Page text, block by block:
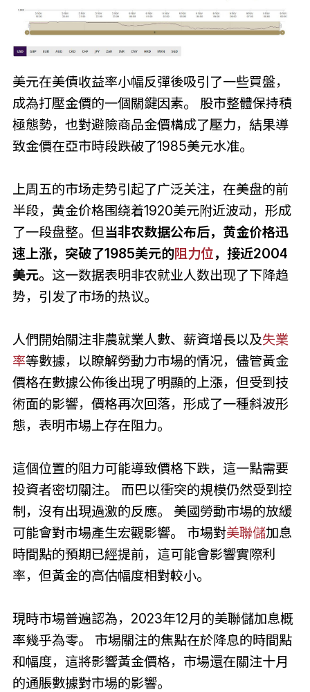
美元在美債收益率小幅反彈後吸引了一些買盤，
成為打壓金價的一個關鍵因素。 股市整體保持積
極態勢，也對避險商品金價構成了壓力，結果導
致金價在亞市時段跌破了1985美元水准。
上周五的市场走势引起了广泛关注，在美盘的前
半段，黄金价格围绕着1920美元附近波动，形成
了一段盘整。但当非农数据公布后，黄金价格迅
速上涨，突破了1985美元的阻力位，接近2004
美元。 这一数据表明非农就业人数出现了下降趋
势，引发了市场的热议。
人們開始關注非農就業人數、薪資增長以及失業
率等數據，以瞭解勞動力市場的情况，儘管黃金
價格在數據公佈後出現了明顯的上漲，但受到技
術面的影響，價格再次回落，形成了一種斜波形
態，表明市場上存在阻力。
這個位置的阻力可能導致價格下跌，這一點需要
投資者密切關注。 而巴以衝突的規模仍然受到控
制，沒有出現過激的反應。 美國勞動市場的放緩
可能會對市場產生宏觀影響。 市場對美聯儲加息
時間點的預期已經提前，這可能會影響實際利
率，但黃金的高估幅度相對較小。
現時市場普遍認為，2023年12月的美聯儲加息概
率幾乎為零。 市場關注的焦點在於降息的時間點
和幅度，這將影響黃金價格，市場還在關注十月
的通脹數據對市場的影響。